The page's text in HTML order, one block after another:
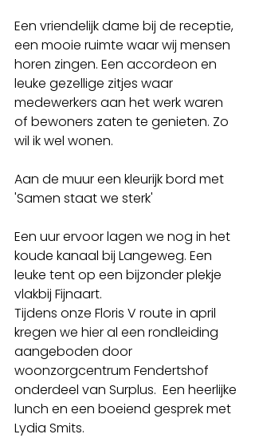
Een vriendelijk dame bij de receptie,
een mooie ruimte waar wij mensen
horen zingen. Een accordeon en
leuke gezellige zitjes waar
medewerkers aan het werk waren
of bewoners zaten te genieten. Zo
wil ik wel wonen.
Aan de muur een kleurijk bord met
'Samen staat we sterk'
Een uur ervoor lagen we nog in het
koude kanaal bij Langeweg. Een
leuke tent op een bijzonder plekje
vlakbij Fijnaart.
Tijdens onze Floris V route in april
kregen we hier al een rondleiding
aangeboden door
woonzorgcentrum Fendertshof
onderdeel van Surplus.  Een heerlijke
lunch en een boeiend gesprek met
Lydia Smits.